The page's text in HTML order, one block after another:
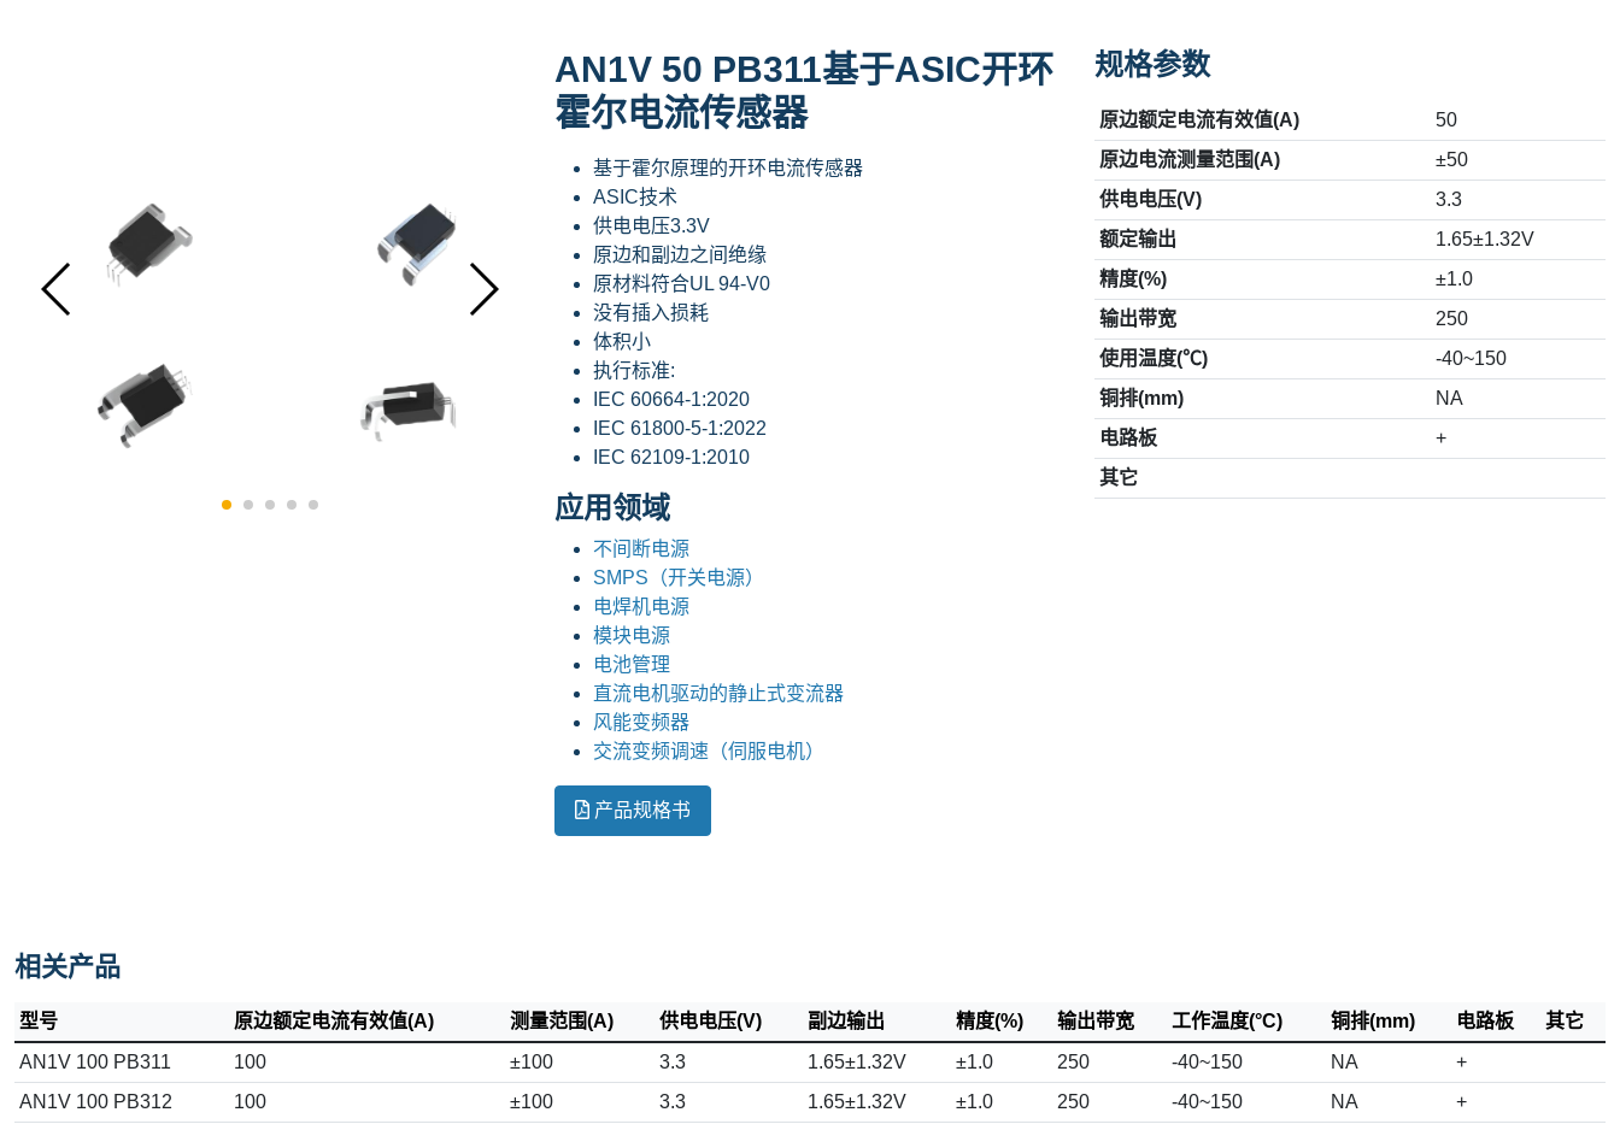
AN1V 50 PB311基于ASIC开环
霍尔电流传感器
基于霍尔原理的开环电流传感器
ASIC技术
供电电压3.3V
原边和副边之间绝缘
原材料符合UL 94-V0
没有插入损耗
体积小
执行标准:
IEC 60664-1:2020
IEC 61800-5-1:2022
IEC 62109-1:2010
应用领域
不间断电源
SMPS（开关电源）
电焊机电源
模块电源
电池管理
直流电机驱动的静止式变流器
风能变频器
交流变频调速（伺服电机）
产品规格书
规格参数
原边额定电流有效值(A)
50
原边电流测量范围(A)
±50
供电电压(V)
3.3
额定输出
1.65±1.32V
精度(%)
±1.0
输出带宽
250
使用温度(℃)
-40~150
铜排(mm)
NA
电路板
+
其它
相关产品
型号 原边额定电流有效值(A) 测量范围(A) 供电电压(V) 副边输出 精度(%) 输出带宽 工作温度(°C) 铜排(mm) 电路板
其它
AN1V 100 PB311
100 ±100 3.3 1.65±1.32V ±1.0 250 -40~150 NA
+
AN1V 100 PB312
100 ±100 3.3 1.65±1.32V ±1.0 250 -40~150 NA
+